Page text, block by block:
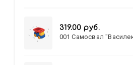
319.00 руб.
001 Самосвал